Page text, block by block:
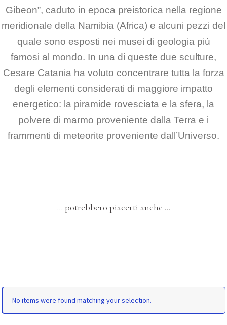
Gibeon”, caduto in epoca preistorica nella regione
meridionale della Namibia (Africa) e alcuni pezzi del
quale sono esposti nei musei di geologia più
famosi al mondo. In una di queste due sculture,
Cesare Catania ha voluto concentrare tutta la forza
degli elementi considerati di maggiore impatto
energetico: la piramide rovesciata e la sfera, la
polvere di marmo proveniente dalla Terra e i
frammenti di meteorite proveniente dall’Universo.
… potrebbero piacerti anche …
No items were found matching your selection.